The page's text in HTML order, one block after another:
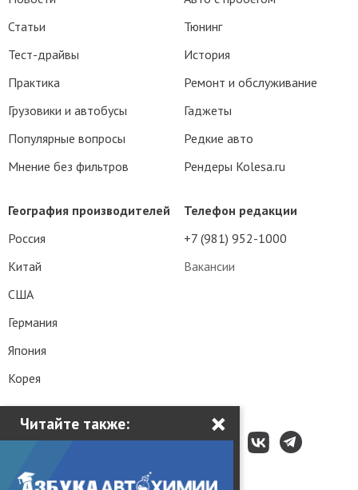
Читайте также: ×
Телефон редакции
+7 (981) 952-1000
Вакансии
Статьи
Тест-драйвы
Практика
Грузовики и автобусы
Популярные вопросы
Мнение без фильтров
Тюнинг
История
Ремонт и обслуживание
Гаджеты
Редкие авто
Рендеры Kolesa.ru
География производителей
Россия
Китай
США
Германия
Япония
Корея